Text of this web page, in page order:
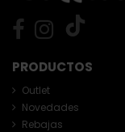
PRODUCTOS
Outlet
Novedades
Rebajas